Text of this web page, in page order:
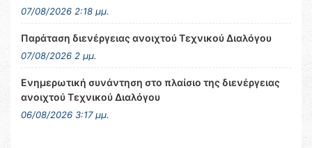
07/08/2026 2:18 μμ.
Παράταση διενέργειας ανοιχτού Τεχνικού Διαλόγου
07/08/2026 2 μμ.
Ενημερωτική συνάντηση στο πλαίσιο της διενέργειας
ανοιχτού Τεχνικού Διαλόγου
06/08/2026 3:17 μμ.